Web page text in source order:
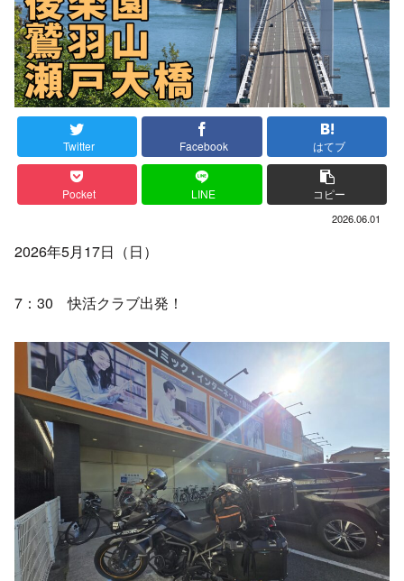
Twitter Facebook はてブ
Pocket LINE コピー
2026.06.01
2026年5月17日（日）
7：30 快活クラブ出発！